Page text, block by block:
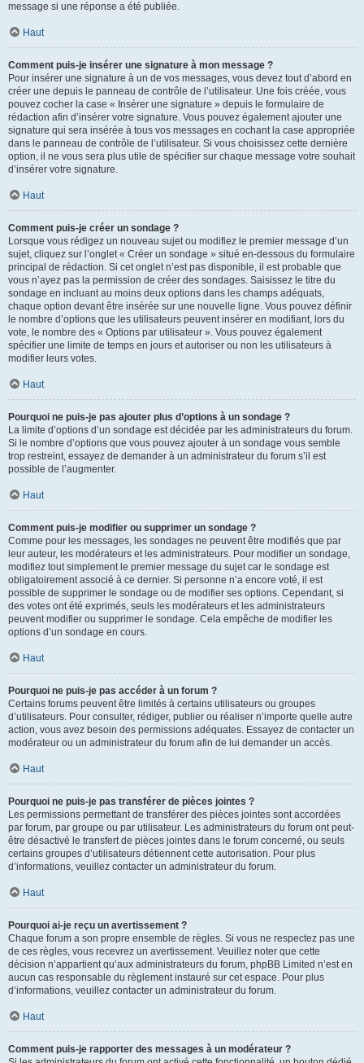
message si une réponse a été publiée.
Haut
Comment puis-je insérer une signature à mon message ?
Pour insérer une signature à un de vos messages, vous devez tout d’abord en
créer une depuis le panneau de contrôle de l’utilisateur. Une fois créée, vous
pouvez cocher la case « Insérer une signature » depuis le formulaire de
rédaction afin d’insérer votre signature. Vous pouvez également ajouter une
signature qui sera insérée à tous vos messages en cochant la case appropriée
dans le panneau de contrôle de l’utilisateur. Si vous choisissez cette dernière
option, il ne vous sera plus utile de spécifier sur chaque message votre souhait
d’insérer votre signature.
Haut
Comment puis-je créer un sondage ?
Lorsque vous rédigez un nouveau sujet ou modifiez le premier message d’un
sujet, cliquez sur l’onglet « Créer un sondage » situé en-dessous du formulaire
principal de rédaction. Si cet onglet n’est pas disponible, il est probable que
vous n’ayez pas la permission de créer des sondages. Saisissez le titre du
sondage en incluant au moins deux options dans les champs adéquats,
chaque option devant être insérée sur une nouvelle ligne. Vous pouvez définir
le nombre d’options que les utilisateurs peuvent insérer en modifiant, lors du
vote, le nombre des « Options par utilisateur ». Vous pouvez également
spécifier une limite de temps en jours et autoriser ou non les utilisateurs à
modifier leurs votes.
Haut
Pourquoi ne puis-je pas ajouter plus d’options à un sondage ?
La limite d’options d’un sondage est décidée par les administrateurs du forum.
Si le nombre d’options que vous pouvez ajouter à un sondage vous semble
trop restreint, essayez de demander à un administrateur du forum s’il est
possible de l’augmenter.
Haut
Comment puis-je modifier ou supprimer un sondage ?
Comme pour les messages, les sondages ne peuvent être modifiés que par
leur auteur, les modérateurs et les administrateurs. Pour modifier un sondage,
modifiez tout simplement le premier message du sujet car le sondage est
obligatoirement associé à ce dernier. Si personne n’a encore voté, il est
possible de supprimer le sondage ou de modifier ses options. Cependant, si
des votes ont été exprimés, seuls les modérateurs et les administrateurs
peuvent modifier ou supprimer le sondage. Cela empêche de modifier les
options d’un sondage en cours.
Haut
Pourquoi ne puis-je pas accéder à un forum ?
Certains forums peuvent être limités à certains utilisateurs ou groupes
d’utilisateurs. Pour consulter, rédiger, publier ou réaliser n’importe quelle autre
action, vous avez besoin des permissions adéquates. Essayez de contacter un
modérateur ou un administrateur du forum afin de lui demander un accès.
Haut
Pourquoi ne puis-je pas transférer de pièces jointes ?
Les permissions permettant de transférer des pièces jointes sont accordées
par forum, par groupe ou par utilisateur. Les administrateurs du forum ont peut-
être désactivé le transfert de pièces jointes dans le forum concerné, ou seuls
certains groupes d’utilisateurs détiennent cette autorisation. Pour plus
d’informations, veuillez contacter un administrateur du forum.
Haut
Pourquoi ai-je reçu un avertissement ?
Chaque forum a son propre ensemble de règles. Si vous ne respectez pas une
de ces règles, vous recevrez un avertissement. Veuillez noter que cette
décision n’appartient qu’aux administrateurs du forum, phpBB Limited n’est en
aucun cas responsable du règlement instauré sur cet espace. Pour plus
d’informations, veuillez contacter un administrateur du forum.
Haut
Comment puis-je rapporter des messages à un modérateur ?